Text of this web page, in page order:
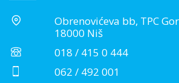
Obrenovićeva bb, TPC
18000 Niš
018 / 415 0 444
062 / 492 001